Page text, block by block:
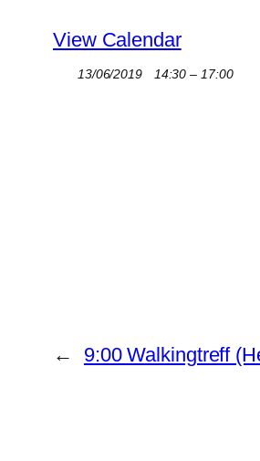
View Calendar
13/06/2019 14:30 – 17:00
← 9:00 Walkingtreff